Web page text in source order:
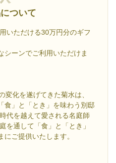
ついて
いただける30万円分のギフ
シーンでご利用いただけま
変化を遂げてきた菊水は、
食」と「とき」を味わう別邸
代を越えて愛される名庭師
を通して「食」と「とき」
ご提供いたします。